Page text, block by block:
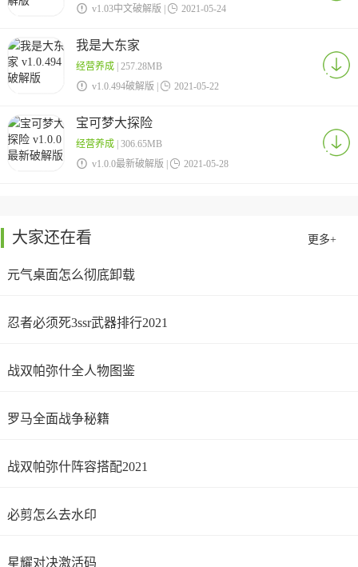
 v1.03中文破解版 |  2021-05-24
我是大东家
经营养成| 257.28MB
 v1.0.494破解版 |  2021-05-22
宝可梦大探险
经营养成| 306.65MB
 v1.0.0最新破解版 |  2021-05-28
大家还在看 更多+
元气桌面怎么彻底卸载
忍者必须死3ssr武器排行2021
战双帕弥什全人物图鉴
罗马全面战争秘籍
战双帕弥什阵容搭配2021
必剪怎么去水印
星耀对决激活码